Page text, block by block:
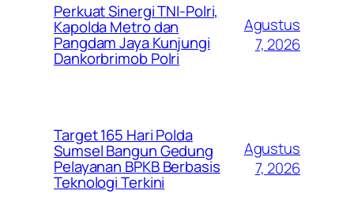
Perkuat Sinergi TNI-Polri,
Kapolda Metro dan
Pangdam Jaya Kunjungi
Dankorbrimob Polri
Agustus
7, 2026
Target 165 Hari Polda
Sumsel Bangun Gedung
Pelayanan BPKB Berbasis
Teknologi Terkini
Agustus
7, 2026